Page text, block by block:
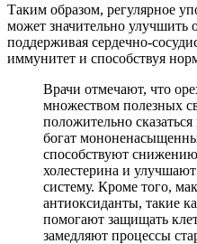
Таким образом, регулярное
может значительно улучшить
поддерживая сердечно-
иммунитет и способствуя
Врачи отмечают, что
множеством полезных
положительно
богат
способствуют
холестерина и
систему. Кроме того,
антиоксиданты, такие
помогают защищать
замедляют процессы